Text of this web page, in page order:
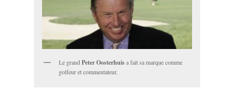
Le grand Peter Oosterhuisa fait sa marque comme
golfeur et commentateur.